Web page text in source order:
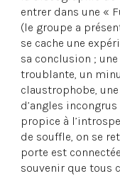
entrer dans une «
(le groupe a
se cache une
sa conclusion ;
troublante, un
claustrophobe,
d’angles
propice à
de souffle, on se
porte est
souvenir que tous